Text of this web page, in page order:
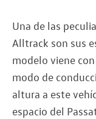
Una de las
Alltrack son sus
modelo viene
modo de
altura a este
espacio del